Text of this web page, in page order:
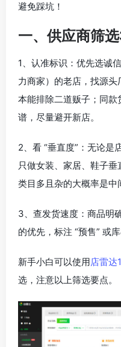
避免踩坑！
一、供应商筛
1、认准标识：优先选诚
力商家）的老店，找源
本能排除二道贩子；同
谱，尽量避开新店。
2、看 “垂直度”：无论是
只做女装、家居、鞋子垂
类目多且杂的大概率是中
3、查发货速度：商品明
的优先，标注 “预售” 或
新手小白可以使用店雷达
选，注意以上筛选要点。